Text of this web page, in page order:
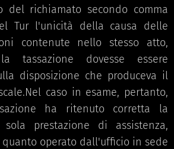
del richiamato secondo comma
Tur l'unicità della causa delle
contenute nello stesso atto,
tassazione dovesse essere
disposizione che produceva il
caso in esame, pertanto,
ha ritenuto corretta la
prestazione di assistenza,
operato dall'ufficio in sede